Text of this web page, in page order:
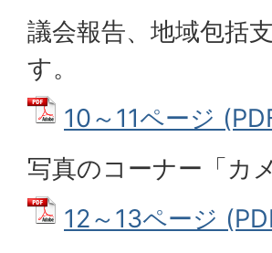
議会報告、地域包括
す。
10～11ページ
写真のコーナー「カ
12～13ページ